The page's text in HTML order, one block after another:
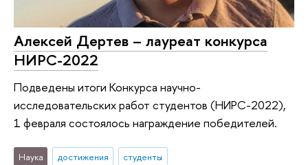
Алексей Дертев – лауреат конкурса
НИРС-2022
Подведены итоги Конкурса научно-
исследовательских работ студентов (НИРС-2022),
1 февраля состоялось награждение победителей.
Наука достижения студенты